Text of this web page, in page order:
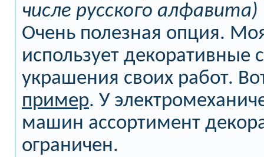
числе русского алфавита)
Очень полезная опция.
использует декоративные
украшения своих работ.
пример. У
машин ассортимент
ограничен.